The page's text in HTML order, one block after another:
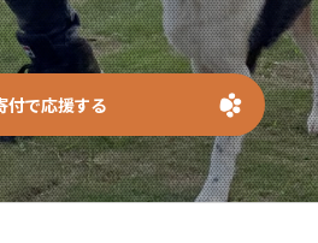
付で応援する